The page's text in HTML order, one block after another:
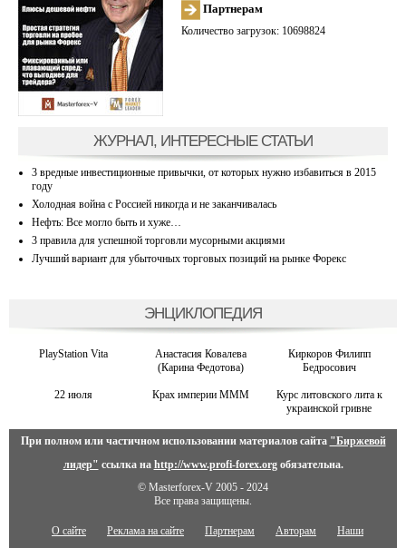
Партнерам
Количество загрузок: 10698824
ЖУРНАЛ, ИНТЕРЕСНЫЕ СТАТЬИ
3 вредные инвестиционные привычки, от которых нужно избавиться в 2015
году
Холодная война с Россией никогда и не заканчивалась
Нефть: Все могло быть и хуже…
3 правила для успешной торговли мусорными акциями
Лучший вариант для убыточных торговых позиций на рынке Форекс
ЭНЦИКЛОПЕДИЯ
PlayStation Vita
Анастасия Ковалева
(Карина Федотова)
Киркоров Филипп
Бедросович
22 июля Крах империи МММ
Курс литовского лита к
украинской гривне
При полном или частичном использовании материалов сайта "Биржевой
лидер" ссылка на http://www.profi-forex.orgобязательна.
© Masterforex-V 2005 - 2024
Все права защищены.
О сайте Реклама на сайте Партнерам Авторам Наши